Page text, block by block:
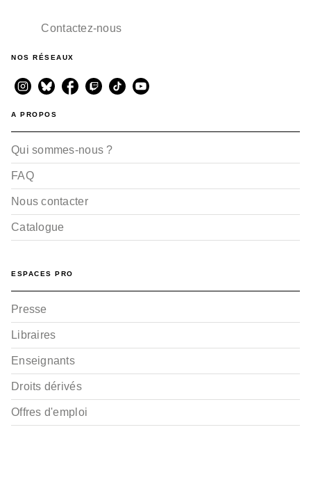
Contactez-nous
NOS RÉSEAUX
A PROPOS
Qui sommes-nous ?
FAQ
Nous contacter
Catalogue
ESPACES PRO
Presse
Libraires
Enseignants
Droits dérivés
Offres d'emploi